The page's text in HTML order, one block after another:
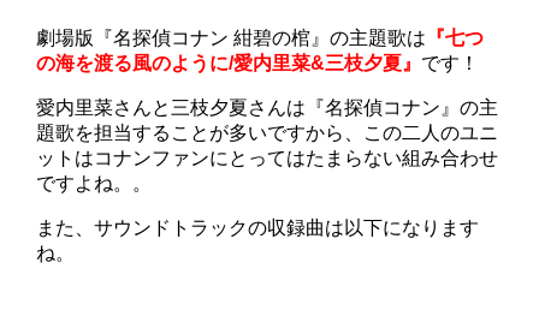
劇場版『名探偵コナン 紺碧の棺』の主題歌は 『七つ
の海を渡る風のように/愛内里菜&三枝夕夏』 です！
愛内里菜さんと三枝夕夏さんは『名探偵コナン』の主
題歌を担当することが多いですから、この二人のユニ
ットはコナンファンにとってはたまらない組み合わせ
ですよね。。
また、サウンドトラックの収録曲は以下になります
ね。